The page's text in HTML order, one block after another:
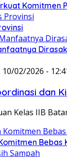
Komitmen
10/02/2026 -
dan
Kelas IIB
Bebas